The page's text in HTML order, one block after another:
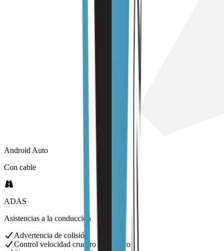
Android Auto
Con cable
ADAS
Asistencias a la conducción
Advertencia de colisión
Control velocidad crucero adaptativo